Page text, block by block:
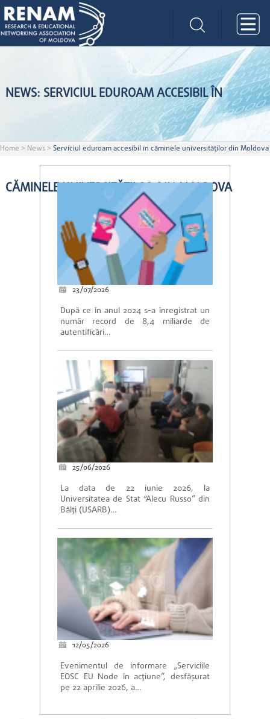
NEWS: SERVICIUL EDUROAM ACCESIBIL ÎN
CĂMINELE UNIVERSITĂȚILOR DIN MOLDOVA
Home > News > Serviciul eduroam accesibil în căminele universităților din Moldova
23/07/2026
După ce în anul 2024 s-a înregistrat un
număr record de 8,4 miliarde de
autentificări…
25/06/2026
La data de 22 iunie 2026, la
Universitatea de Stat “Alecu Russo” din
Bălți (USARB)…
12/05/2026
Evenimentul de informare „Serviciile
EOSC EU Node în acțiune”, desfășurat
pe 22 aprilie 2026, a…